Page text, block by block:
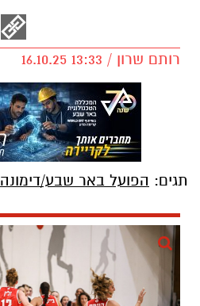
רותם שרון / 13:33 16.10.25
תגים: הפועל באר שבע/דימונה